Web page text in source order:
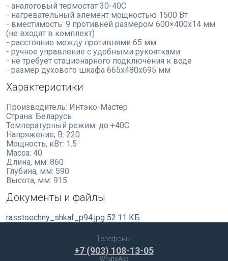
- аналоговый термостат 30-40С
- нагревательный элемент мощностью 1500 Вт
- вместимость: 9 противней размером 600×400х14 мм
(не входят в комплект)
- расстояние между противнями 65 мм
- ручное управление с удобными рукоятками
- не требует стационарного подключения к воде
- размер духового шкафа 665х480х695 мм
Характеристики
Производитель: Интэко-Мастер
Страна: Беларусь
Температурный режим: до +40C
Напряжение, В: 220
Мощность, кВт: 1.5
Масса: 40
Длина, мм: 860
Глубина, мм: 590
Высота, мм: 915
Документы и файлы
rasstoechny_shkaf_p94.jpg 52.11 КБ
Телефоны:
+7 (903) 108-13-05
WhatsApp